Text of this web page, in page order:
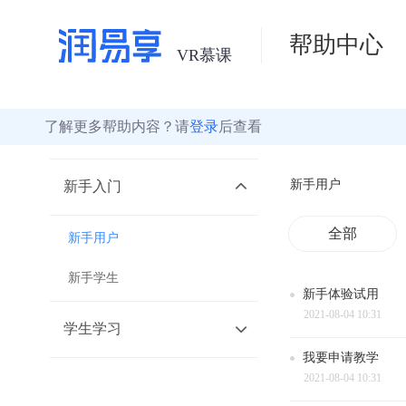
帮助中心
了解更多帮助内容？请登录后查看
新手入门
新手用户
新手学生
学生学习
新手用户
全部
新手体验试用
2021-08-04 10:31
我要申请教学
2021-08-04 10:31